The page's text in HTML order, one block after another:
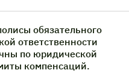
обязательного
ответственности
по юридической
компенсаций.